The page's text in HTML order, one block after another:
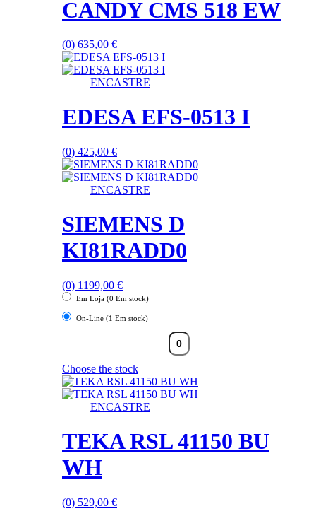
CANDY CMS 518 EW
(0) 635,00 €
ENCASTRE
EDESA EFS-0513 I
(0) 425,00 €
ENCASTRE
SIEMENS D
KI81RADD0
(0) 1199,00 €
Em Loja (0 Em stock)
On-Line (1 Em stock)
Choose the stock
ENCASTRE
TEKA RSL 41150 BU
WH
(0) 529,00 €